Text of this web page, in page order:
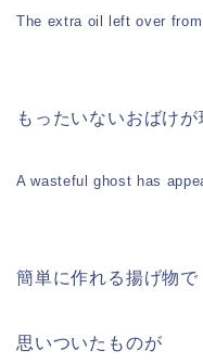
The extra oil left over
もったいないおばけが
A wasteful ghost has
簡単に作れる揚げ物で
思いついたものが